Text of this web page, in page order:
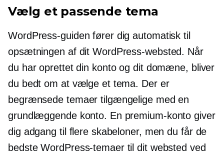
Vælg et passende tema
WordPress-guiden fører dig automatisk til
opsætningen af ​​dit WordPress-websted. Når
du har oprettet din konto og dit domæne, bliver
du bedt om at vælge et tema. Der er
begrænsede temaer tilgængelige med en
grundlæggende konto. En premium-konto giver
dig adgang til flere skabeloner, men du får de
bedste WordPress-temaer til dit websted ved